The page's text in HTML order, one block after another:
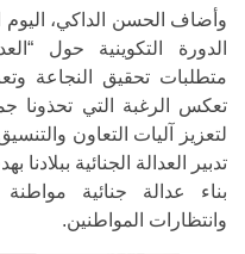
وأضاف الحسن الداكي، اليوم
الدورة التكوينية حول
متطلبات تحقيق النجاعة
تعكس الرغبة التي تحذونا
لتعزيز آليات التعاون
تدبير العدالة الجنائية
بناء عدالة جنائية
وانتظارات المواطنين.